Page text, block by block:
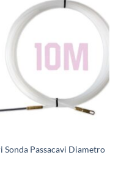
Sonda Passacavi Diametro